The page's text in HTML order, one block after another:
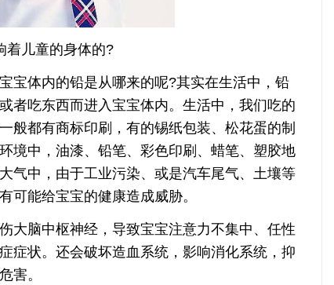
儿童的身体的?
体内的铅是从哪来的呢?其实在生活中，铅
者吃东西而进入宝宝体内。生活中，我们吃的
般都有商标印刷，有的锡纸包装、松花蛋的制
境中，油漆、铅笔、彩色印刷、蜡笔、塑胶地
气中，由于工业污染、或是汽车尾气、土壤等
可能给宝宝的健康造成威胁。
脑中枢神经，导致宝宝注意力不集中、任性
症状。还会破坏造血系统，影响消化系统，抑
害。